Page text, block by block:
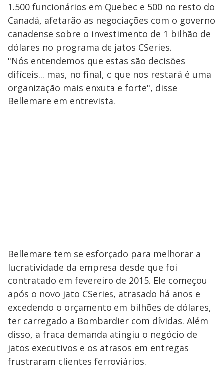
1.500 funcionários em Quebec e 500 no resto do
Canadá, afetarão as negociações com o governo
canadense sobre o investimento de 1 bilhão de
dólares no programa de jatos CSeries.
"Nós entendemos que estas são decisões
difíceis... mas, no final, o que nos restará é uma
organização mais enxuta e forte", disse
Bellemare em entrevista.
Bellemare tem se esforçado para melhorar a
lucratividade da empresa desde que foi
contratado em fevereiro de 2015. Ele começou
após o novo jato CSeries, atrasado há anos e
excedendo o orçamento em bilhões de dólares,
ter carregado a Bombardier com dívidas. Além
disso, a fraca demanda atingiu o negócio de
jatos executivos e os atrasos em entregas
frustraram clientes ferroviários.